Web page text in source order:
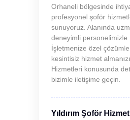
Orhaneli bölgesinde
profesyonel şoför
sunuyoruz. Alanında
deneyimli personelimizle
İşletmenize özel
kesintisiz hizmet
Hizmetleri konusunda
bizimle iletişime geçin.
Yıldırım Şoför